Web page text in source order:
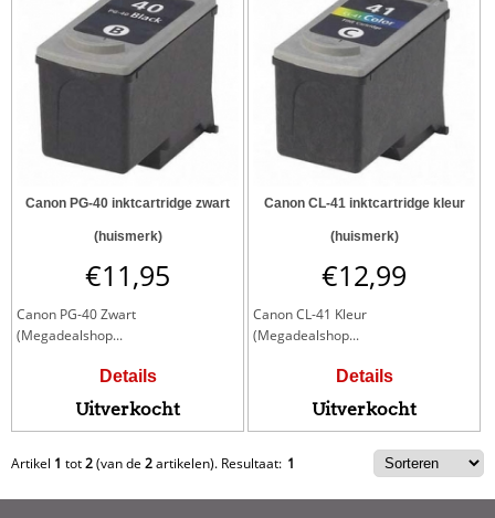
Canon PG-40 inktcartridge zwart
(huismerk)
€11,95
Canon PG-40 Zwart
(Megadealshop...
Details
Uitverkocht
Canon CL-41 inktcartridge kleur
(huismerk)
€12,99
Canon CL-41 Kleur
(Megadealshop...
Details
Uitverkocht
Artikel 1 tot2(van de 2artikelen). Resultaat: 1